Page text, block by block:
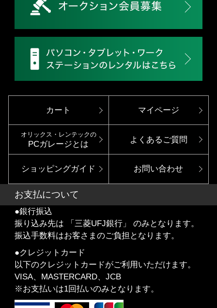
カート マイページ
オリックス・レンテックの
PCガレージとは
よくあるご質問
ショッピングガイド お問い合わせ
お支払について
●銀行振込
振り込み先は 「三菱UFJ銀行」 のみとなります。
振込手数料はお客さまのご負担となります。
●クレジットカード
以下のクレジットカードがご利用いただけます。
VISA、MASTERCARD、JCB
※お支払いは1回払いのみとなります。